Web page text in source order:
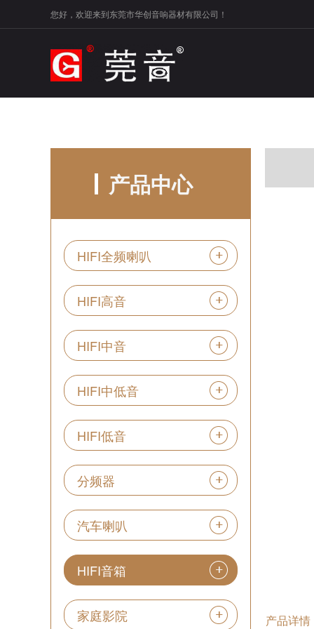
您好，欢迎来到东莞市华创音响器材有限公司！
产品中心
HIFI全频喇叭
HIFI高音
HIFI中音
HIFI中低音
HIFI低音
分频器
汽车喇叭
HIFI音箱
家庭影院 产品详情